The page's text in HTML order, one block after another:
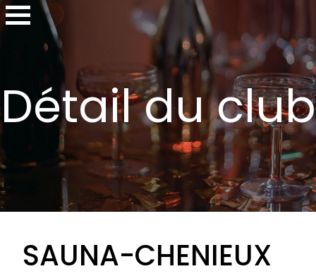
Détail du club
SAUNA-CHENIEUX